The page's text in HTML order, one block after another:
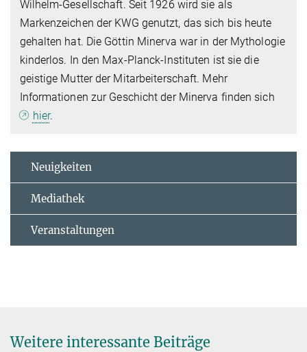
Wilhelm-Gesellschaft. Seit 1926 wird sie als
Markenzeichen der KWG genutzt, das sich bis heute
gehalten hat. Die Göttin Minerva war in der Mythologie
kinderlos. In den Max-Planck-Instituten ist sie die
geistige Mutter der Mitarbeiterschaft. Mehr
Informationen zur Geschicht der Minerva finden sich
hier.
Neuigkeiten
Mediathek
Veranstaltungen
Weitere interessante Beiträge